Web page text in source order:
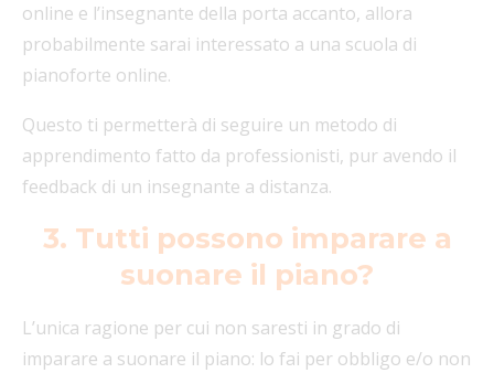
online e l’insegnante della porta accanto, allora
probabilmente sarai interessato a una scuola di
pianoforte online.
Questo ti permetterà di seguire un metodo di
apprendimento fatto da professionisti, pur avendo il
feedback di un insegnante a distanza.
3. Tutti possono imparare a
suonare il piano?
L’unica ragione per cui non saresti in grado di
imparare a suonare il piano: lo fai per obbligo e/o non